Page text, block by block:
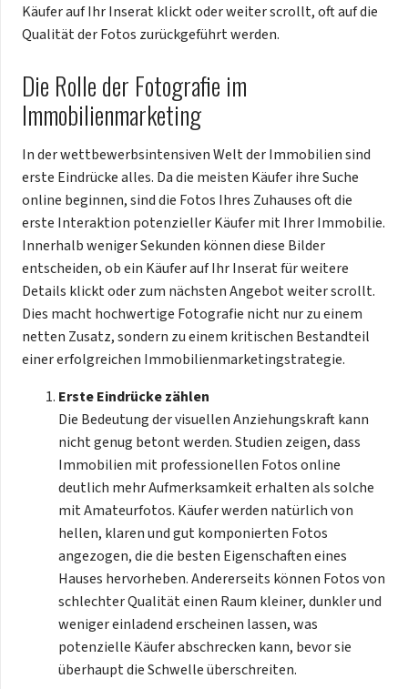
Käufer auf Ihr Inserat klickt oder weiter scrollt, oft auf die
Qualität der Fotos zurückgeführt werden.
Die Rolle der Fotografie im
Immobilienmarketing
In der wettbewerbsintensiven Welt der Immobilien sind
erste Eindrücke alles. Da die meisten Käufer ihre Suche
online beginnen, sind die Fotos Ihres Zuhauses oft die
erste Interaktion potenzieller Käufer mit Ihrer Immobilie.
Innerhalb weniger Sekunden können diese Bilder
entscheiden, ob ein Käufer auf Ihr Inserat für weitere
Details klickt oder zum nächsten Angebot weiter scrollt.
Dies macht hochwertige Fotografie nicht nur zu einem
netten Zusatz, sondern zu einem kritischen Bestandteil
einer erfolgreichen Immobilienmarketingstrategie.
Erste Eindrücke zählen
Die Bedeutung der visuellen Anziehungskraft kann
nicht genug betont werden. Studien zeigen, dass
Immobilien mit professionellen Fotos online
deutlich mehr Aufmerksamkeit erhalten als solche
mit Amateurfotos. Käufer werden natürlich von
hellen, klaren und gut komponierten Fotos
angezogen, die die besten Eigenschaften eines
Hauses hervorheben. Andererseits können Fotos von
schlechter Qualität einen Raum kleiner, dunkler und
weniger einladend erscheinen lassen, was
potenzielle Käufer abschrecken kann, bevor sie
überhaupt die Schwelle überschreiten.